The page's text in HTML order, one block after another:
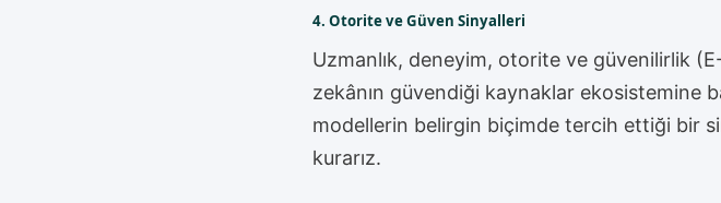
4. Otorite ve Güven Sinyalleri
Uzmanlık, deneyim, otorite ve güvenilirlik
zekânın güvendiği kaynaklar ekosistemine
modellerin belirgin biçimde tercih ettiği bir
kurarız.